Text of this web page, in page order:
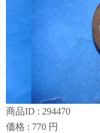
商品ID : 294470
価格 : 770 円